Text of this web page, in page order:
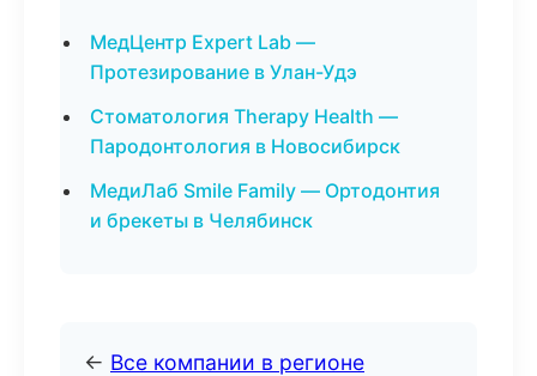
МедЦентр Expert Lab —
Протезирование в Улан-Удэ
Стоматология Therapy Health —
Пародонтология в Новосибирск
МедиЛаб Smile Family — Ортодонтия
и брекеты в Челябинск
← Все компании в регионе